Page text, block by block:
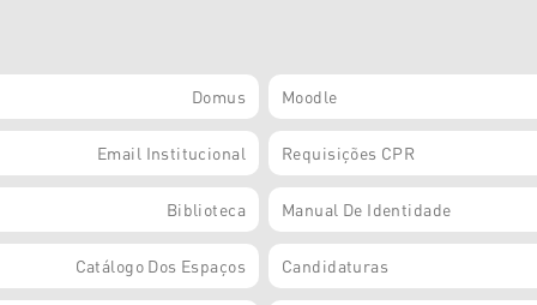
Domus Moodle
Email Institucional Requisições CPR
Biblioteca Manual De Identidade
Catálogo Dos Espaços Candidaturas